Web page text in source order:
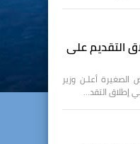
التقديم على
أعلـن وزير
إطلاق التقد…